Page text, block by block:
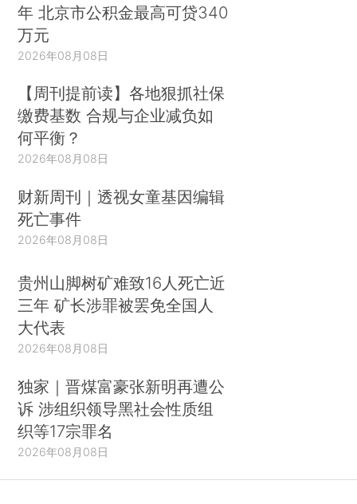
年 北京市公积金最高可贷340
万元
2026年08月08日
【周刊提前读】各地狠抓社保
缴费基数 合规与企业减负如
何平衡？
2026年08月08日
财新周刊｜透视女童基因编辑
死亡事件
2026年08月08日
贵州山脚树矿难致16人死亡近
三年 矿长涉罪被罢免全国人
大代表
2026年08月08日
独家｜晋煤富豪张新明再遭公
诉 涉组织领导黑社会性质组
织等17宗罪名
2026年08月08日